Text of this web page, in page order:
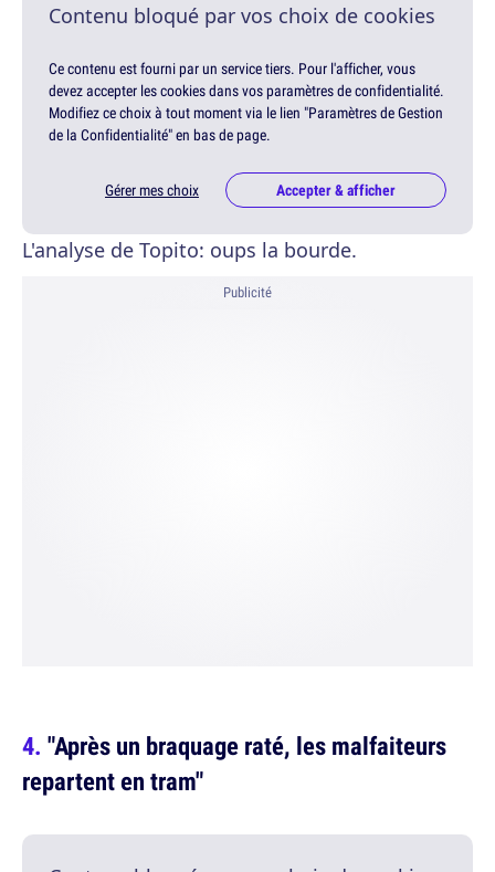
Contenu bloqué par vos choix de cookies
Ce contenu est fourni par un service tiers. Pour l'afficher, vous
devez accepter les cookies dans vos paramètres de confidentialité.
Modifiez ce choix à tout moment via le lien "Paramètres de Gestion
de la Confidentialité" en bas de page.
Gérer mes choix Accepter & afficher
L'analyse de Topito: oups la bourde.
Publicité
"Après un braquage raté, les malfaiteurs
repartent en tram"